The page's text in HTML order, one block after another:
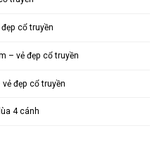
cổ truyền
– vẻ đẹp cổ truyền
đẹp cổ truyền
4 cánh